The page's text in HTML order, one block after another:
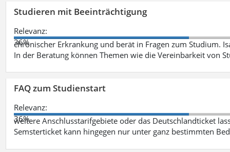
Studieren mit Beeinträchtigung
Relevanz:
36%
chronischer Erkrankung und berät in Fragen zum Studium.
In der Beratung können Themen wie die Vereinbarkeit von
FAQ zum Studienstart
Relevanz:
36%
weitere Anschlusstarifgebiete oder das Deutschlandticket
Semsterticket kann hingegen nur unter ganz bestimmten